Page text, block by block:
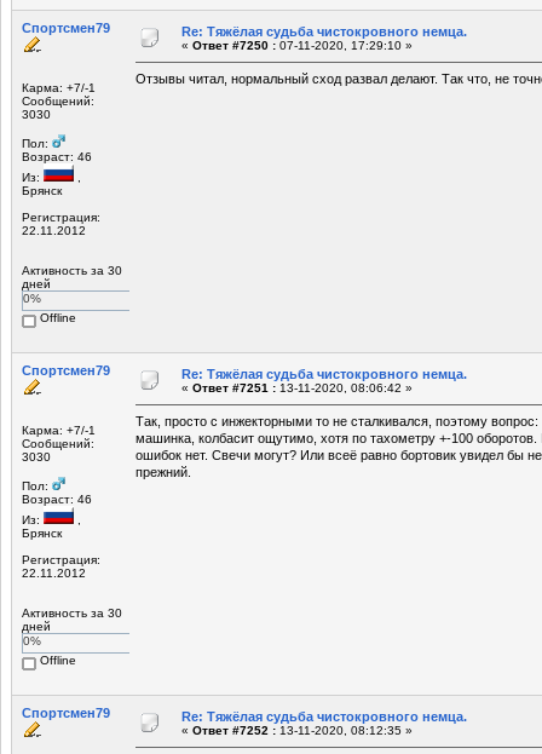
Спортсмен79
Карма: +7/-1
Сообщений:
3030
Пол:
Возраст: 46
Из:
Брянск
Регистрация:
22.11.2012
Активность за 30
дней
0%
Offline
Re: Тяжёлая судьба чистокровного немца.
« Ответ #7250 : 07-11-2020, 17:29:10 »
Отзывы читал, нормальный сход развал делают. Так что, не
Спортсмен79
Карма: +7/-1
Сообщений:
3030
Пол:
Возраст: 46
Из:
Брянск
Регистрация:
22.11.2012
Активность за 30
дней
0%
Offline
Re: Тяжёлая судьба чистокровного немца.
« Ответ #7251 : 13-11-2020, 08:06:42 »
Так, просто с инжекторными то не сталкивался, поэтому вопрос:
машинка, колбасит ощутимо, хотя по тахометру +-100
ошибок нет. Свечи могут? Или всеё равно бортовик увидел бы
прежний.
Спортсмен79 Re: Тяжёлая судьба чистокровного немца.
« Ответ #7252 : 13-11-2020, 08:12:35 »